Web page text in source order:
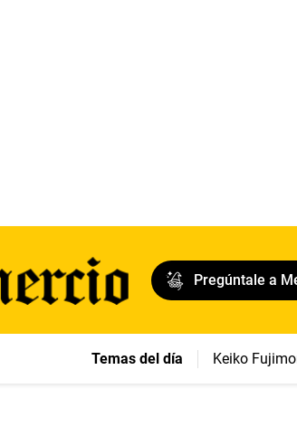
Pregúntale a
Temas del día Keiko